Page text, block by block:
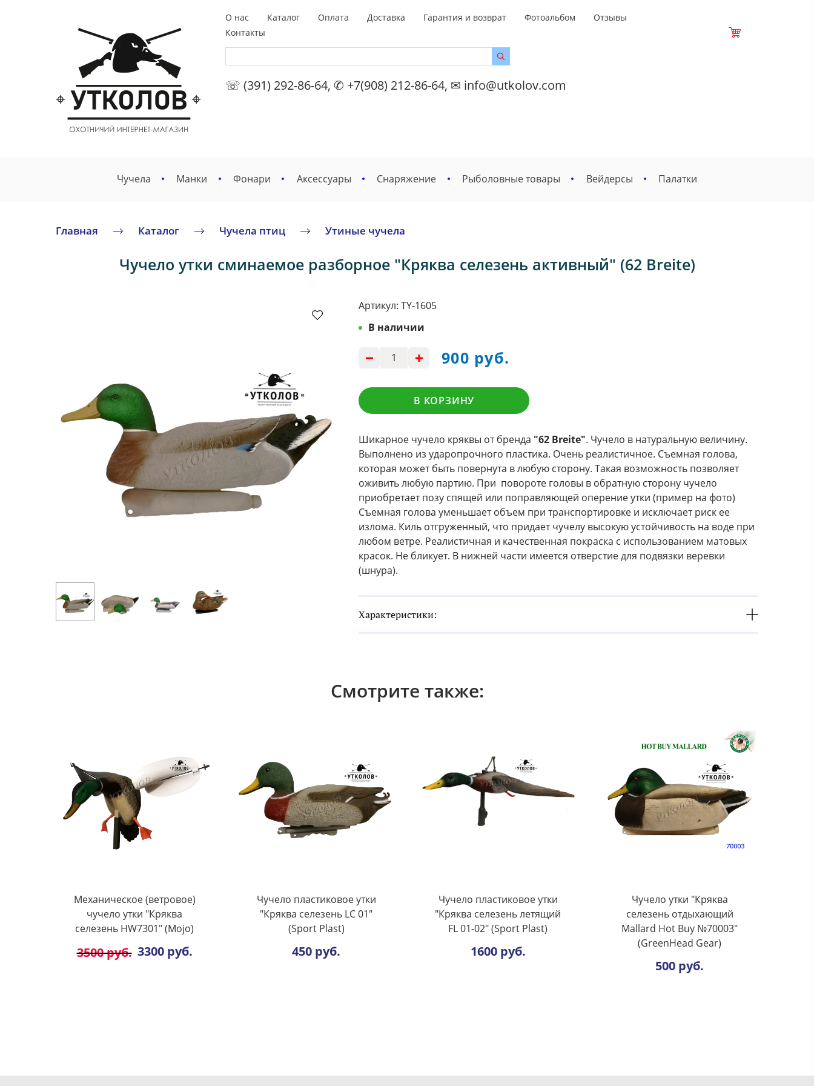
О нас Каталог Оплата Доставка Гарантия и возврат Фотоальбом
Отзывы
Контакты
☏ (391) 292-86-64, ✆ +7(908) 212-86-64, ✉ info@utkolov.com
Чучела Манки Фонари Аксессуары Снаряжение Рыболовные товары Вейдерсы Палатки
Главная Каталог Чучела птиц Утиные чучела
Чучело утки сминаемое разборное "Кряква селезень активный" (62 Breite)
Артикул: TY-1605
В наличии
900 руб.
В КОРЗИНУ
Шикарное чучело кряквы от бренда "62 Breite". Чучело в натуральную величину.
Выполнено из ударопрочного пластика. Очень реалистичное. Съемная голова,
которая может быть повернута в любую сторону. Такая возможность позволяет
оживить любую партию. При повороте головы в обратную сторону чучело
приобретает позу спящей или поправляющей оперение утки (пример на фото)
Съемная голова уменьшает объем при транспортировке и исключает риск ее
излома. Киль отгруженный, что придает чучелу высокую устойчивость на воде при
любом ветре. Реалистичная и качественная покраска с использованием матовых
красок. Не бликует. В нижней части имеется отверстие для подвязки веревки
(шнура).
Характеристики:
Смотрите также:
Механическое (ветровое)
чучело утки "Кряква
селезень HW7301" (Mojo)
3500 руб. 3300 руб.
Чучело пластиковое утки
"Кряква селезень LC 01"
(Sport Plast)
450 руб.
Чучело пластиковое утки
"Кряква селезень летящий
FL 01-02" (Sport Plast)
1600 руб.
Чучело утки "Кряква
селезень отдыхающий
Mallard Hot Buy №70003"
(GreenHead Gear)
500 руб.